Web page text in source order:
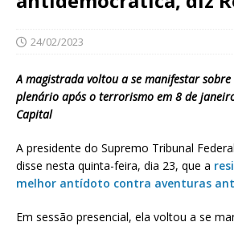
24/02/2023
A magistrada voltou a se manifestar
plenário após o terrorismo em 8 de
Capital
A presidente do Supremo Tribunal
disse nesta quinta-feira, dia 23, que a
melhor antídoto contra aventuras
Em sessão presencial, ela voltou a se